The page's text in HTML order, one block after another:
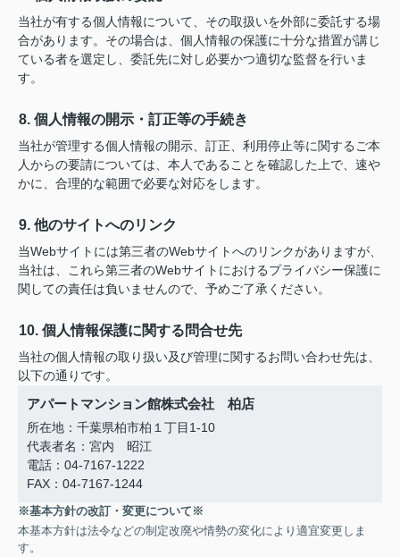
当社が有する個人情報について、その取扱いを外部に委託する場
合があります。その場合は、個人情報の保護に十分な措置が講じ
ている者を選定し、委託先に対し必要かつ適切な監督を行いま
す。
8. 個人情報の開示・訂正等の手続き
当社が管理する個人情報の開示、訂正、利用停止等に関するご本
人からの要請については、本人であることを確認した上で、速や
かに、合理的な範囲で必要な対応をします。
9. 他のサイトへのリンク
当Webサイトには第三者のWebサイトへのリンクがありますが、
当社は、これら第三者のWebサイトにおけるプライバシー保護に
関しての責任は負いませんので、予めご了承ください。
10. 個人情報保護に関する問合せ先
当社の個人情報の取り扱い及び管理に関するお問い合わせ先は、
以下の通りです。
アパートマンション館株式会社 柏店
所在地：千葉県柏市柏１丁目1-10
代表者名：宮内 昭江
電話：04-7167-1222
FAX：04-7167-1244
※基本方針の改訂・変更について※
本基本方針は法令などの制定改廃や情勢の変化により適宜変更しま
す。